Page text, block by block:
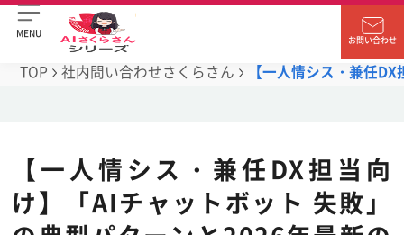
MENU
お問い合わせ
TOP 社内問い合わせさくらさん 【一人情シス・兼任
【一人情シス・兼任DX担当向
け】「AIチャットボット 失敗」